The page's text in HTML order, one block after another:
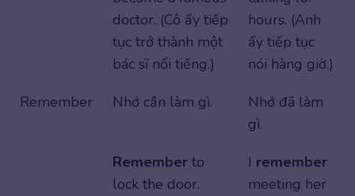
doctor. (Cô ấy tiếp
tục trở thành một
bác sĩ nổi tiếng.)
hours. (Anh
ấy tiếp tục
nói hàng giờ.)
Remember
Nhớ cần làm gì.
Nhớ đã làm
gì.
Remember to
lock the door.
I remember
meeting her